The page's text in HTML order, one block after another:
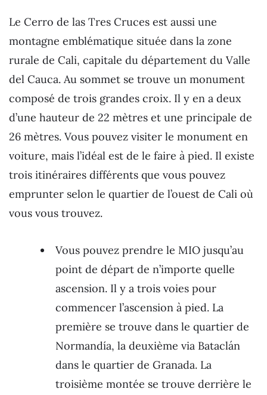
Le Cerro de las Tres Cruces est aussi une
montagne emblématique située dans la zone
rurale de Cali, capitale du département du Valle
del Cauca. Au sommet se trouve un monument
composé de trois grandes croix. Il y en a deux
d’une hauteur de 22 mètres et une principale de
26 mètres. Vous pouvez visiter le monument en
voiture, mais l’idéal est de le faire à pied. Il existe
trois itinéraires différents que vous pouvez
emprunter selon le quartier de l’ouest de Cali où
vous vous trouvez.
Vous pouvez prendre le MIO jusqu’au
point de départ de n’importe quelle
ascension. Il y a trois voies pour
commencer l’ascension à pied. La
première se trouve dans le quartier de
Normandía, la deuxième via Bataclán
dans le quartier de Granada. La
troisième montée se trouve derrière le